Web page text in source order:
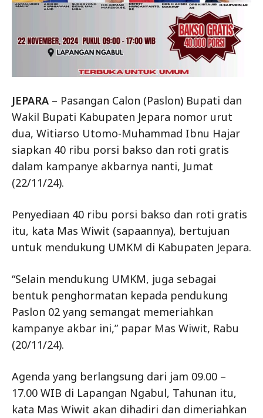
JEPARA – Pasangan Calon (Paslon) Bupati dan
Wakil Bupati Kabupaten Jepara nomor urut
dua, Witiarso Utomo-Muhammad Ibnu Hajar
siapkan 40 ribu porsi bakso dan roti gratis
dalam kampanye akbarnya nanti, Jumat
(22/11/24).
Penyediaan 40 ribu porsi bakso dan roti gratis
itu, kata Mas Wiwit (sapaannya), bertujuan
untuk mendukung UMKM di Kabupaten Jepara.
“Selain mendukung UMKM, juga sebagai
bentuk penghormatan kepada pendukung
Paslon 02 yang semangat memeriahkan
kampanye akbar ini,” papar Mas Wiwit, Rabu
(20/11/24).
Agenda yang berlangsung dari jam 09.00 –
17.00 WIB di Lapangan Ngabul, Tahunan itu,
kata Mas Wiwit akan dihadiri dan dimeriahkan